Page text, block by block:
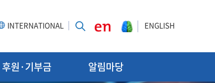
INTERNATIONAL ENGLISH
후원·기부금 알림마당